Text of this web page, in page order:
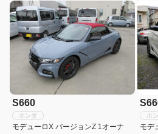
インナーミラー LED
イラ
S660
ホンダ
モデューロX バージョンZ 1オーナ
ホ
モデ